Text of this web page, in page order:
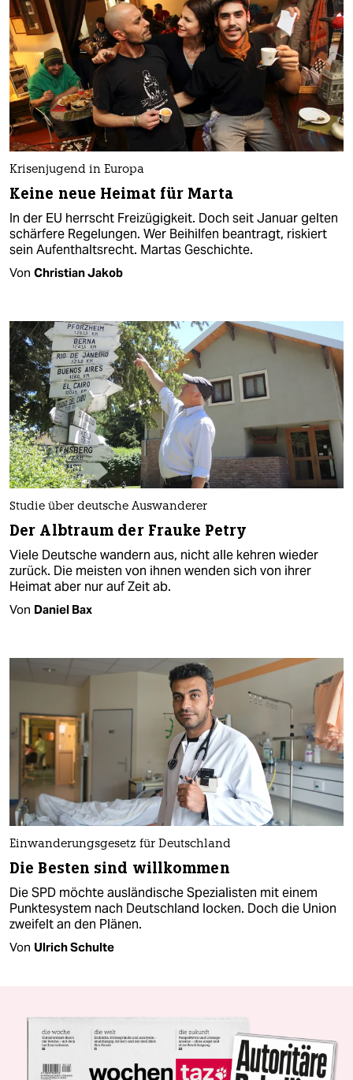
Krisenjugend in Europa
Keine neue Heimat für Marta
In der EU herrscht Freizügigkeit. Doch seit Januar gelten
schärfere Regelungen. Wer Beihilfen beantragt, riskiert
sein Aufenthaltsrecht. Martas Geschichte.
Von Christian Jakob
Studie über deutsche Auswanderer
Der Albtraum der Frauke Petry
Viele Deutsche wandern aus, nicht alle kehren wieder
zurück. Die meisten von ihnen wenden sich von ihrer
Heimat aber nur auf Zeit ab.
Von Daniel Bax
Einwanderungsgesetz für Deutschland
Die Besten sind willkommen
Die SPD möchte ausländische Spezialisten mit einem
Punktesystem nach Deutschland locken. Doch die Union
zweifelt an den Plänen.
Von Ulrich Schulte